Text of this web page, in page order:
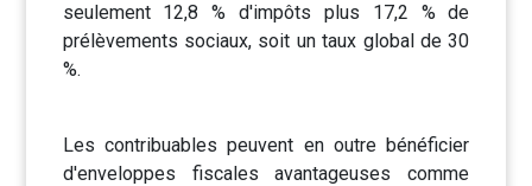
seulement 12,8 % d'impôts plus 17,2 % de
prélèvements sociaux, soit un taux global de 30
%.
Les contribuables peuvent en outre bénéficier
d'enveloppes fiscales avantageuses comme